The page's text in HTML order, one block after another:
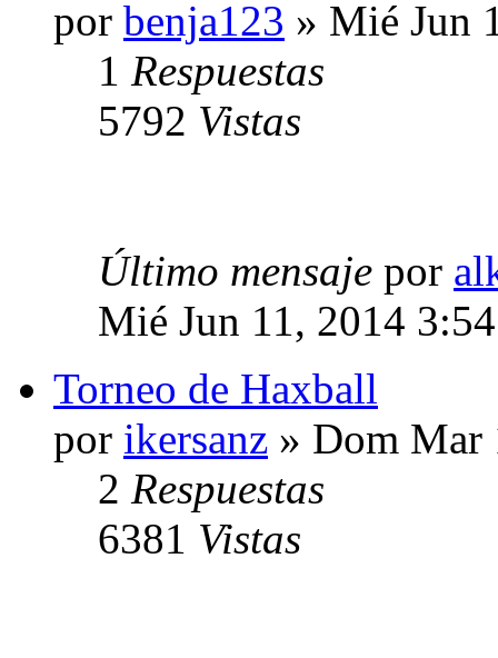
por benja123 » Mié Jun
1 Respuestas
5792 Vistas
Último mensaje por
Mié Jun 11, 2014
Torneo de Haxball
por ikersanz » Dom Mar
2 Respuestas
6381 Vistas